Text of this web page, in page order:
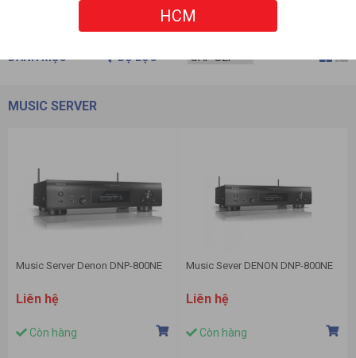
DANH MỤC BỘ LỌC
MUSIC SERVER
Music Server Denon DNP-800NE
Liên hệ
Còn hàng
Music Sever DENON DNP-800NE
Liên hệ
Còn hàng
HCM